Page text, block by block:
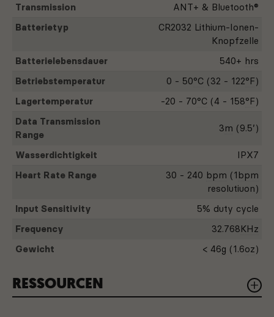
Auf Langlebigkeit ausgelegt. Unsere IPX7-
Wasserschutzklasse sorgt dafür, dass Ihr
Herzfrequenzmesser mit Ihnen Schritt hält und
einen einzigen Schlag auszusetzen.
ANT+ & BLUETOOTH
Erhalten Sie drinnen wie draußen die gleichen
mit BLE kompatibel, sodass Sie ihn mit Ihrem
bevorzugten Radcomputer und Ihrer Lieblings-
Indoor-Trainings-App nutzen können.
Transmission
ANT+ & Bluetooth®
Batterietyp
CR2032 Lithium-Ionen-
Knopfzelle
Batterielebensdauer
540+ hrs
Betriebstemperatur
0 - 50°C (32 - 122°F)
Lagertemperatur
-20 - 70°C (4 - 158°F)
Data Transmission
Range
3m (9.5’)
Wasserdichtigkeit
IPX7
Heart Rate Range
30 - 240 bpm (1 bpm
resolutiuon)
Input Sensitivity
5% duty cycle
Frequency
32.768KHz
Gewicht
< 46g (1.6oz)
RESSOURCEN